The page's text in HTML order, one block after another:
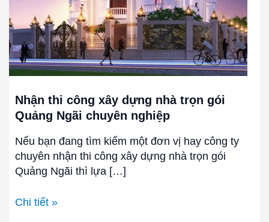
Nhận thi công xây dựng nhà trọn gói
Quảng Ngãi chuyên nghiệp
Nếu bạn đang tìm kiếm một đơn vị hay công ty
chuyên nhận thi công xây dựng nhà trọn gói
Quảng Ngãi thì lựa […]
Quảng
Ngãi
chuyên
nghiệp
Chi tiết »